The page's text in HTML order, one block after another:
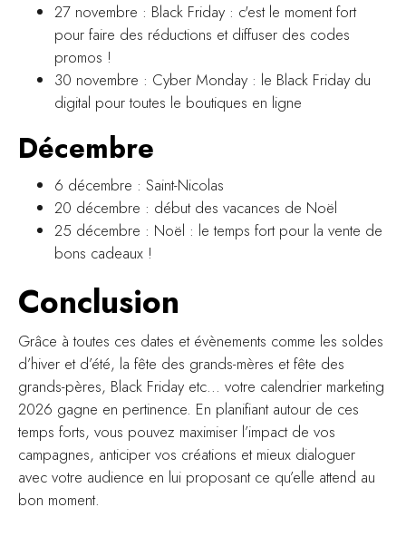
27 novembre : Black Friday : c'est le moment fort
pour faire des réductions et diffuser des codes
promos !
30 novembre : Cyber Monday : le Black Friday du
digital pour toutes le boutiques en ligne
Décembre
6 décembre : Saint-Nicolas
20 décembre : début des vacances de Noël
25 décembre : Noël : le temps fort pour la vente de
bons cadeaux !
Conclusion
Grâce à toutes ces dates et évènements comme les soldes
d’hiver et d’été, la fête des grands-mères et fête des
grands-pères, Black Friday etc... votre calendrier marketing
2026 gagne en pertinence. En planifiant autour de ces
temps forts, vous pouvez maximiser l’impact de vos
campagnes, anticiper vos créations et mieux dialoguer
avec votre audience en lui proposant ce qu’elle attend au
bon moment.